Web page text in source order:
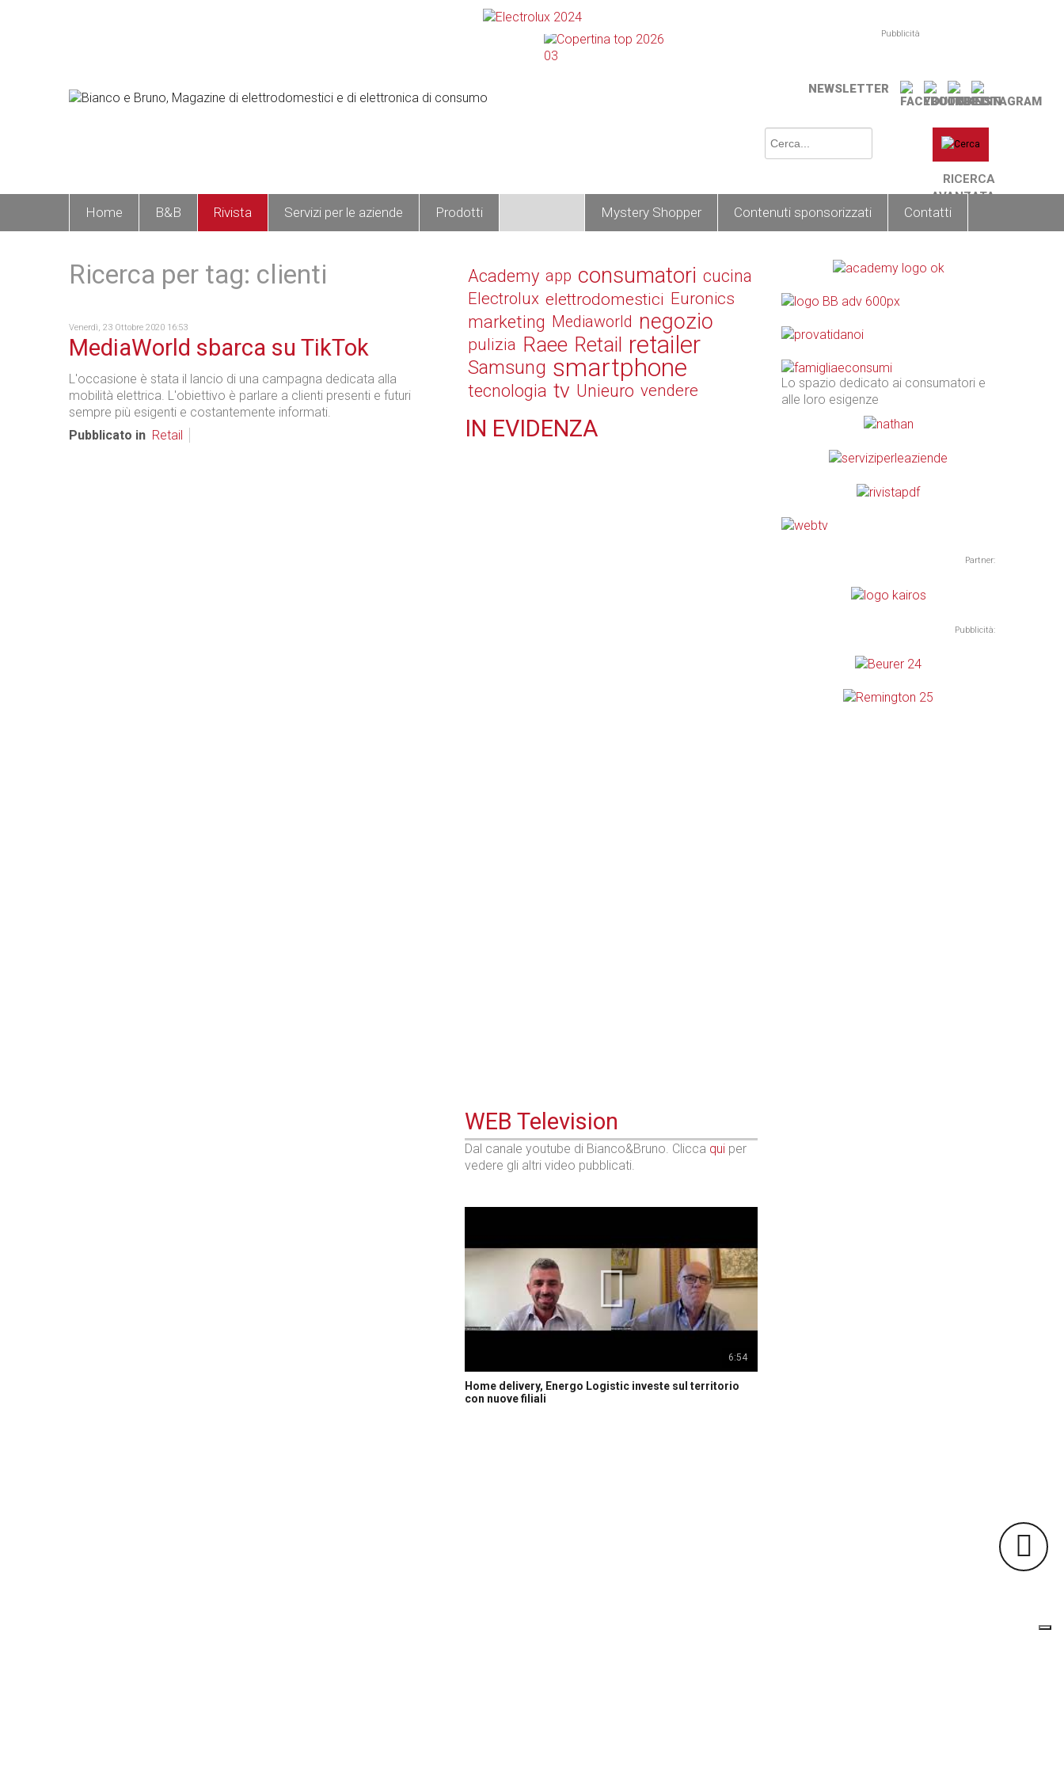
Pubblicità
NEWSLETTER
RICERCA
AVANZATA
Home B&B Rivista Servizi per le aziende Prodotti Mystery Shopper Contenuti sponsorizzati Contatti
Ricerca per tag: clienti
Venerdì, 23 Ottobre 2020 16:53
MediaWorld sbarca su TikTok
L'occasione è stata il lancio di una campagna dedicata alla
mobilità elettrica. L'obiettivo è parlare a clienti presenti e futuri
sempre più esigenti e costantemente informati.
Pubblicato in Retail
Academy app consumatori cucina
Electrolux elettrodomestici Euronics
marketing Mediaworld negozio
pulizia Raee Retail retailer
Samsung smartphone
tecnologia tv Unieuro vendere
IN EVIDENZA
WEB Television
Dal canale youtube di Bianco&Bruno. Clicca qui per
vedere gli altri video pubblicati.
6:54
Home delivery, Energo Logistic investe sul territorio
con nuove filiali
Lo spazio dedicato ai consumatori e
alle loro esigenze
Partner:
Pubblicità: